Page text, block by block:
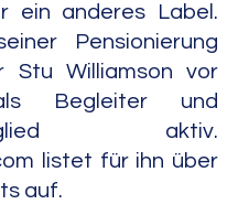
ein anderes Label.
Pensionierung
Stu Williamson vor
Begleiter und
aktiv.
listet für ihn über
auf.